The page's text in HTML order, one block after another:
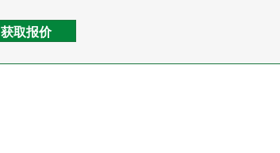
获取报价